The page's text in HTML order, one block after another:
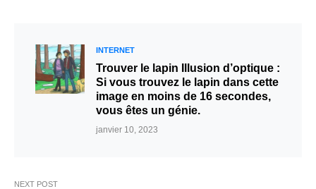
INTERNET
Trouver le lapin Illusion d’optique :
Si vous trouvez le lapin dans cette
image en moins de 16 secondes,
vous êtes un génie.
janvier 10, 2023
NEXT POST